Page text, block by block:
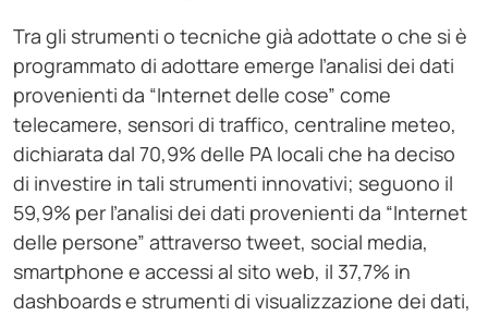
Tra gli strumenti o tecniche già adottate o che si è
programmato di adottare emerge l’analisi dei dati
provenienti da “Internet delle cose” come
telecamere, sensori di traffico, centraline meteo,
dichiarata dal 70,9% delle PA locali che ha deciso
di investire in tali strumenti innovativi; seguono il
59,9% per l’analisi dei dati provenienti da “Internet
delle persone” attraverso tweet, social media,
smartphone e accessi al sito web, il 37,7% in
dashboards e strumenti di visualizzazione dei dati,